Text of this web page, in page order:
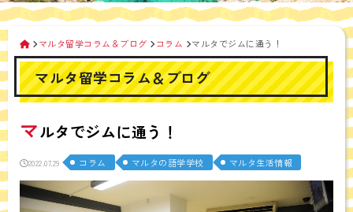
マルタ留学コラム＆ブログ コラム マルタでジムに通う！
マルタ留学コラム＆ブログ
マルタでジムに通う！
2022.07.29 コラム マルタの語学学校 マルタ生活情報